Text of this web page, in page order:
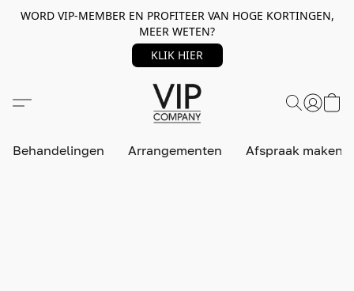
WORD VIP-MEMBER EN PROFITEER VAN HOGE KORTINGEN,
MEER WETEN?
KLIK HIER
Behandelingen Arrangementen Afspraak maken